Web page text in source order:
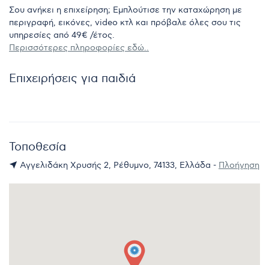
Σου ανήκει η επιχείρηση; Εμπλούτισε την καταχώρηση με
περιγραφή, εικόνες, video κτλ και πρόβαλε όλες σου τις
υπηρεσίες από 49€ /έτος.
Περισσότερες πληροφορίες εδώ..
Επιχειρήσεις για παιδιά
Τοποθεσία
Αγγελιδάκη Χρυσής 2, Ρέθυμνο, 74133, Ελλάδα - Πλοήγηση